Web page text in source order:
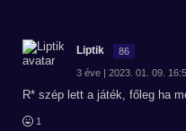
Liptik 86
3 éve | 2023. 01. 09.
R* szép lett a játék, főleg ha
1